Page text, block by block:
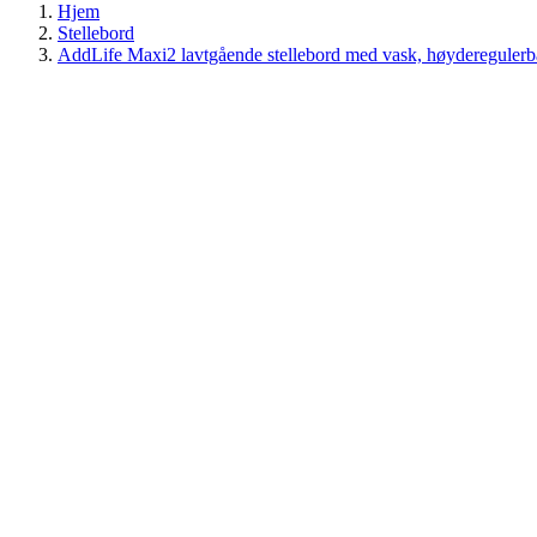
Hjem
Stellebord
AddLife Maxi2 lavtgående stellebord med vask,